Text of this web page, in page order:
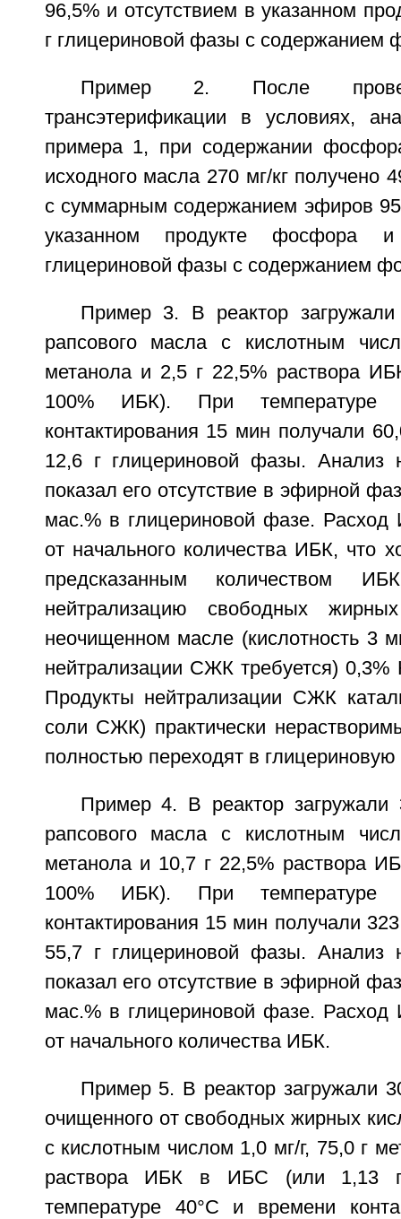
96,5% и отсутствием в указанном
г глицериновой фазы с содержанием
Пример 2. После
трансэтерификации в условиях,
примера 1, при содержании
исходного масла 270 мг/кг получено
с суммарным содержанием эфиров
указанном продукте фосфора
глицериновой фазы с содержанием
Пример 3. В реактор
рапсового масла с кислотным
метанола и 2,5 г 22,5% раствора
100% ИБК). При температуре
контактирования 15 мин получали
12,6 г глицериновой фазы. Анализ
показал его отсутствие в эфирной
мас.% в глицериновой фазе. Расход
от начального количества ИБК, что
предсказанным количеством
нейтрализацию свободных
неочищенном масле (кислотность 3
нейтрализации СЖК требуется)
Продукты нейтрализации СЖК
соли СЖК) практически
полностью переходят в глицериновую
Пример 4. В реактор загружали
рапсового масла с кислотным
метанола и 10,7 г 22,5% раствора
100% ИБК). При температуре
контактирования 15 мин получали
55,7 г глицериновой фазы. Анализ
показал его отсутствие в эфирной
мас.% в глицериновой фазе. Расход
от начального количества ИБК.
Пример 5. В реактор загружали
очищенного от свободных жирных
с кислотным числом 1,0 мг/г, 75,0 г
раствора ИБК в ИБС (или 1,13
температуре 40°C и времени